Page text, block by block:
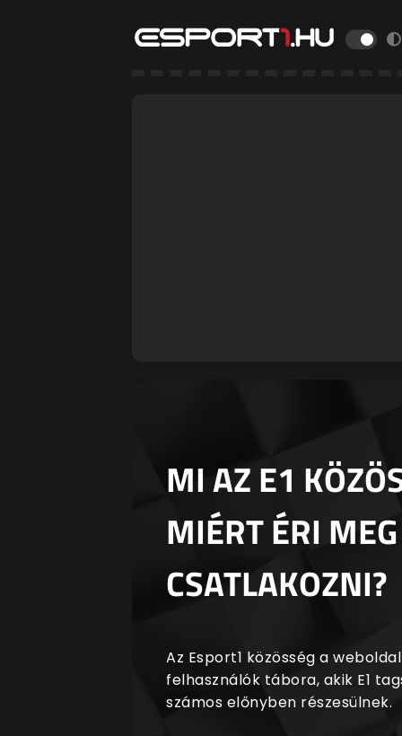
MI AZ E1
MIÉRT ÉRI MEG
CSATLAKOZNI?
Az Esport1 közösség a
felhasználók tábora, akik E1
számos előnyben részesülnek.